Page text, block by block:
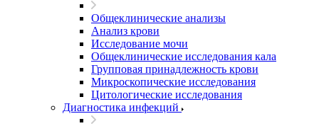
Общеклинические анализы
Анализ крови
Исследование мочи
Общеклинические исследования кала
Групповая принадлежность крови
Микроскопические исследования
Цитологические исследования
Диагностика инфекций